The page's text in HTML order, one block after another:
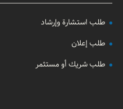
طلب استشارة وإرشاد
طلب إعلان
طلب شريك أو مستثمر